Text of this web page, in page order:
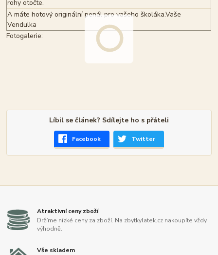
rohy otočte.
A máte hotový originální penál pro vašeho školáka.Vaše
Vendulka
Fotogalerie:
Líbil se článek? Sdílejte ho s přáteli
Facebook Twitter
Atraktivní ceny zboží
Držíme nízké ceny za zboží. Na zbytkylatek.cz nakoupíte vždy
výhodně.
Vše skladem